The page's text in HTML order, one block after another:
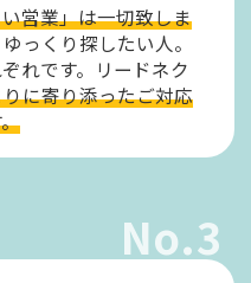
営業」は一切致しま
っくり探したい人。
れです。リードネク
に寄り添ったご対応
No.3